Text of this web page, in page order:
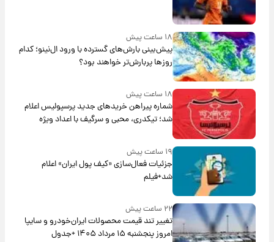
۱۸ ساعت پیش
پیش‌بینی بارش‌های گسترده با ورود ال‌نینو؛ کدام
روزها پربارش‌تر خواهند بود؟
۱۸ ساعت پیش
شماره پیراهن خریدهای جدید پرسپولیس اعلام
شد؛ تیکدری، محبی و سرگیف با اعداد ویژه
۱۹ ساعت پیش
جزئیات فعال‌سازی «کیف پول ایران» اعلام
شد+فیلم
۲۲ ساعت پیش
تغییر تند قیمت محصولات ایران‌خودرو و سایپا
امروز پنجشنبه ۱۵ مرداد ۱۴۰۵ +جدول